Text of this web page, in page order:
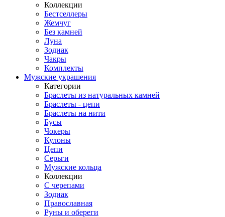
Коллекции
Бестселлеры
Жемчуг
Без камней
Луна
Зодиак
Чакры
Комплекты
Мужские украшения
Категории
Браслеты из натуральных камней
Браслеты - цепи
Браслеты на нити
Бусы
Чокеры
Кулоны
Цепи
Серьги
Мужские кольца
Коллекции
С черепами
Зодиак
Православная
Руны и обереги